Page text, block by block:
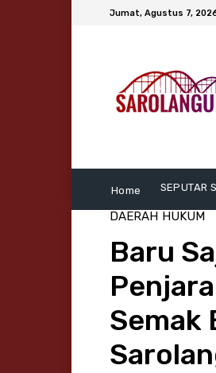
Jumat, Agustus 7,
Home SEPUTAR
DAERAH HUKUM
Baru
Semak